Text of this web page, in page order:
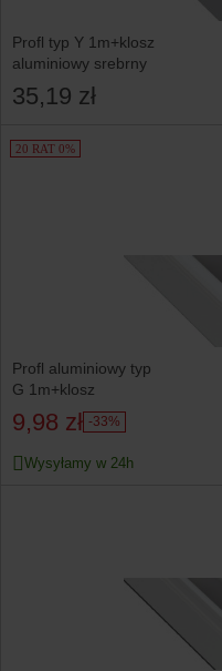
Profl typ Y 1m+klosz
aluminiowy srebrny
35,19 zł
20 RAT 0%
Profl aluminiowy typ
G 1m+klosz
9,98 zł -33%
Wysyłamy w 24h